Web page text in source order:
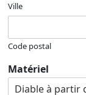
Ville
Code postal
Matériel